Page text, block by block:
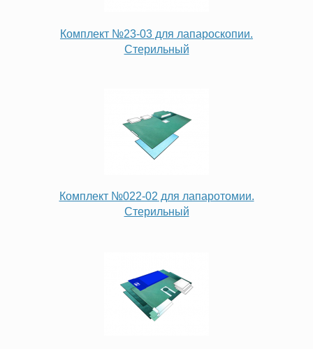
Комплект №23-03 для лапароскопии.
Стерильный
Комплект №022-02 для лапаротомии.
Стерильный